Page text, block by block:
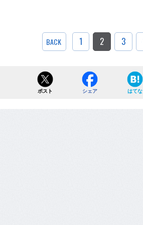
BACK 1 2 3
ポスト シェア はてな